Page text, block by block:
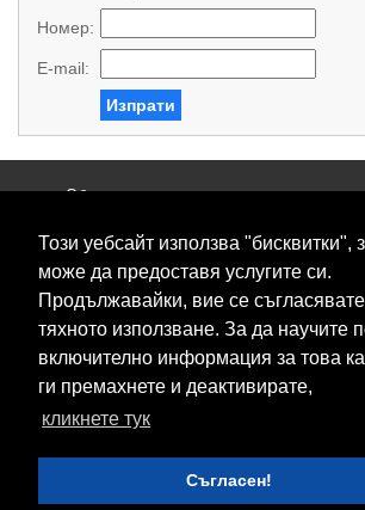
Този уебсайт използва "бисквитки",
може да предоставя услугите си.
Продължавайки, вие се
тяхното използване. За да научите
включително информация за това
ги премахнете и деактивирате,
кликнете тук
Съгласен!
Номер:
E-mail:
Изпрати
Общи условия
Свържете се с нас
Контакти
Нашите сервизи
Блог
© 2026 Fransizkup.bg всички права
Изграждане и поддръжка от
Boby_fransizkup